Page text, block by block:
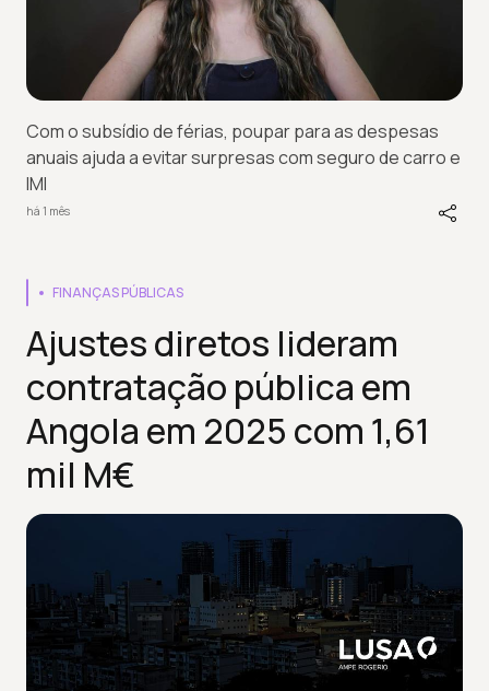
Com o subsídio de férias, poupar para as despesas
anuais ajuda a evitar surpresas com seguro de carro e
IMI
há 1 mês
FINANÇAS PÚBLICAS
Ajustes diretos lideram
contratação pública em
Angola em 2025 com 1,61
mil M€